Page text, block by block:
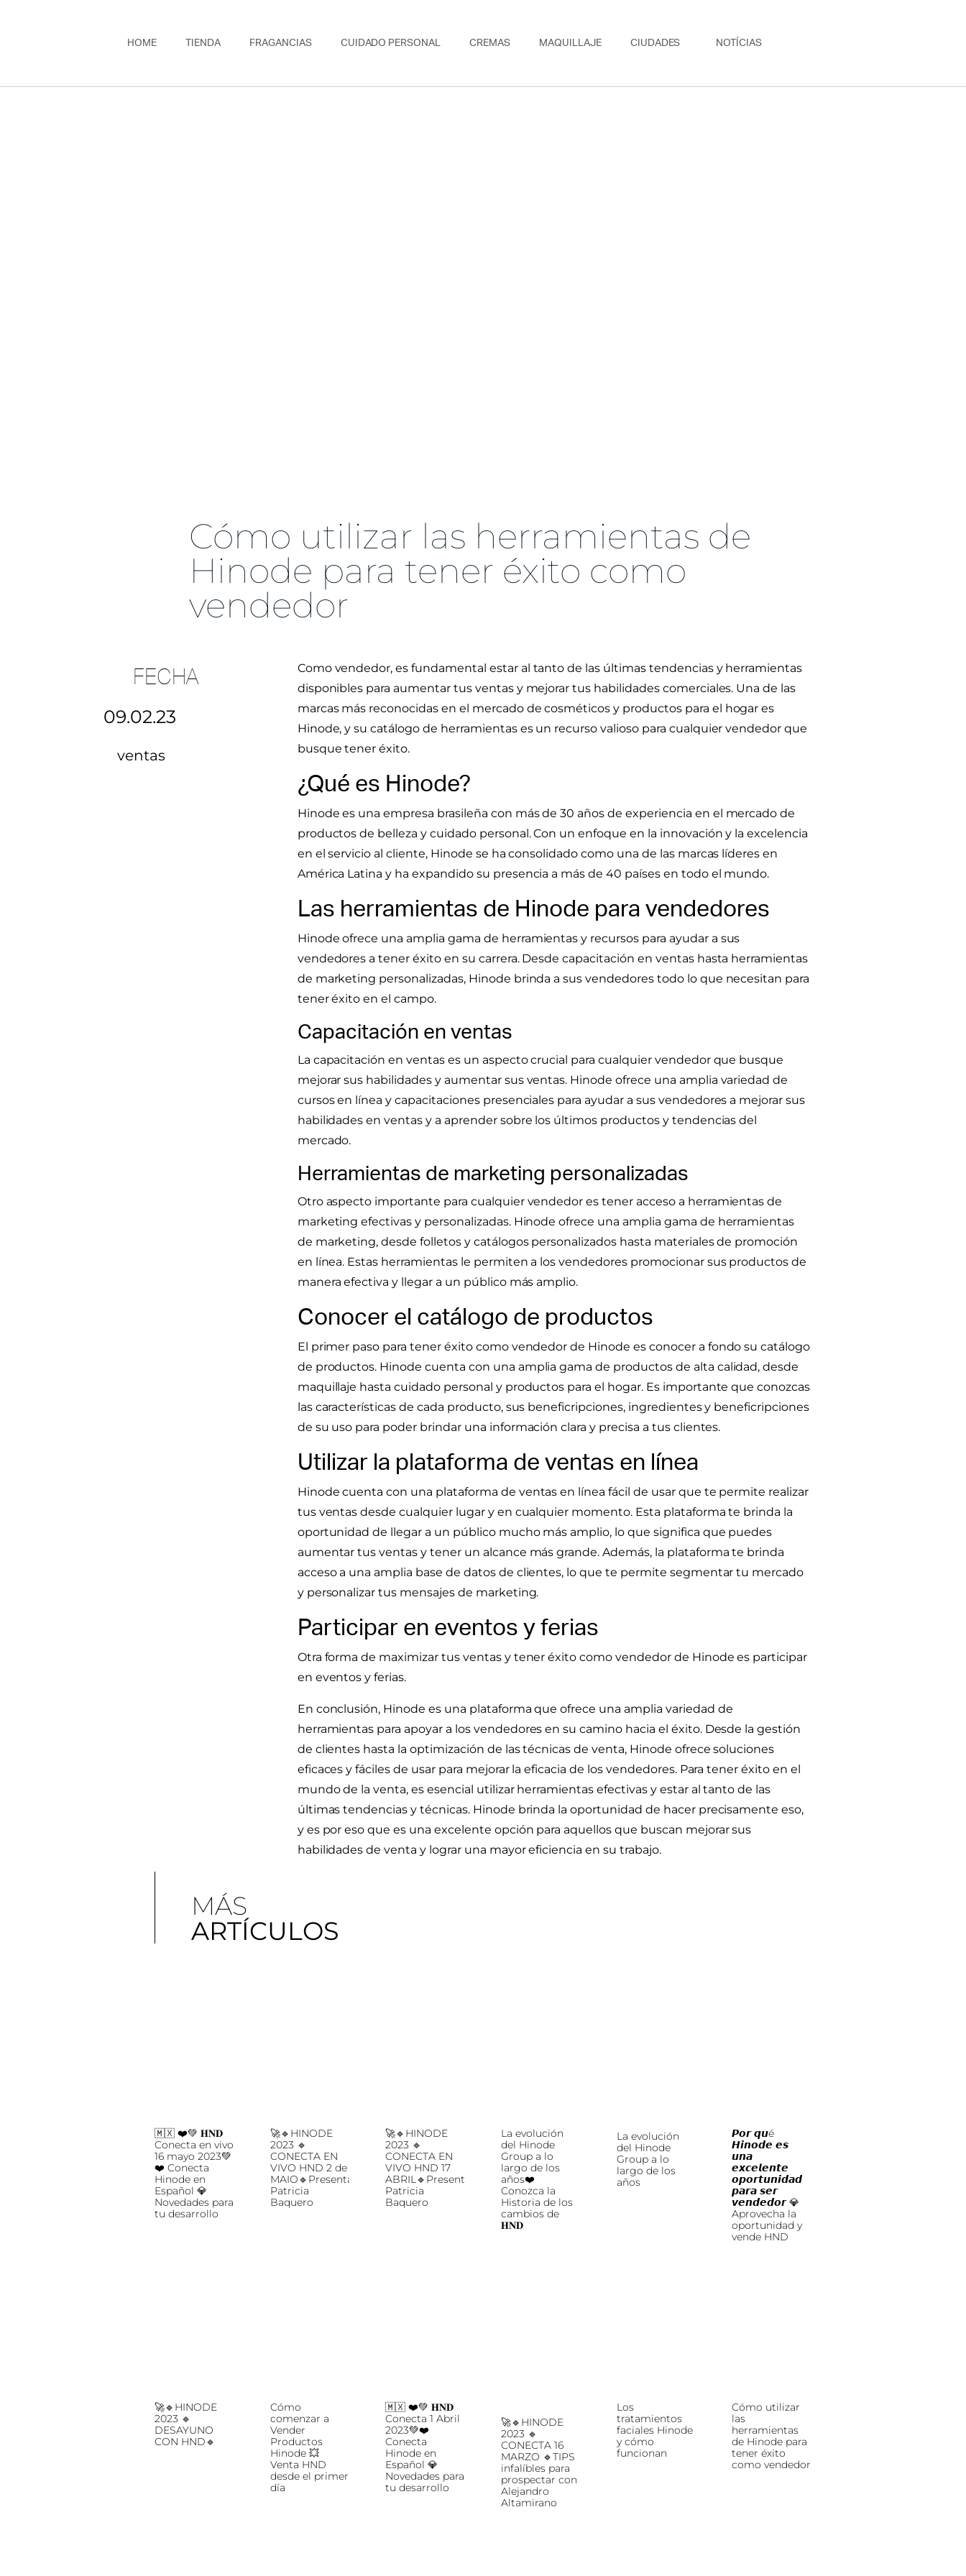
HOME TIENDA FRAGANCIAS CUIDADO PERSONAL CREMAS MAQUILLAJE CIUDADES NOTÍCIAS
Cómo utilizar las herramientas de
Hinode para tener éxito como
vendedor
FECHA
09.02.23
ventas
Como vendedor, es fundamental estar al tanto de las últimas tendencias y herramientas
disponibles para aumentar tus ventas y mejorar tus habilidades comerciales. Una de las
marcas más reconocidas en el mercado de cosméticos y productos para el hogar es
Hinode, y su catálogo de herramientas es un recurso valioso para cualquier vendedor que
busque tener éxito.
¿Qué es Hinode?
Hinode es una empresa brasileña con más de 30 años de experiencia en el mercado de
productos de belleza y cuidado personal. Con un enfoque en la innovación y la excelencia
en el servicio al cliente, Hinode se ha consolidado como una de las marcas líderes en
América Latina y ha expandido su presencia a más de 40 países en todo el mundo.
Las herramientas de Hinode para vendedores
Hinode ofrece una amplia gama de herramientas y recursos para ayudar a sus
vendedores a tener éxito en su carrera. Desde capacitación en ventas hasta herramientas
de marketing personalizadas, Hinode brinda a sus vendedores todo lo que necesitan para
tener éxito en el campo.
Capacitación en ventas
La capacitación en ventas es un aspecto crucial para cualquier vendedor que busque
mejorar sus habilidades y aumentar sus ventas. Hinode ofrece una amplia variedad de
cursos en línea y capacitaciones presenciales para ayudar a sus vendedores a mejorar sus
habilidades en ventas y a aprender sobre los últimos productos y tendencias del
mercado.
Herramientas de marketing personalizadas
Otro aspecto importante para cualquier vendedor es tener acceso a herramientas de
marketing efectivas y personalizadas. Hinode ofrece una amplia gama de herramientas
de marketing, desde folletos y catálogos personalizados hasta materiales de promoción
en línea. Estas herramientas le permiten a los vendedores promocionar sus productos de
manera efectiva y llegar a un público más amplio.
Conocer el catálogo de productos
El primer paso para tener éxito como vendedor de Hinode es conocer a fondo su catálogo
de productos. Hinode cuenta con una amplia gama de productos de alta calidad, desde
maquillaje hasta cuidado personal y productos para el hogar. Es importante que conozcas
las características de cada producto, sus beneficripciones, ingredientes y beneficripciones
de su uso para poder brindar una información clara y precisa a tus clientes.
Utilizar la plataforma de ventas en línea
Hinode cuenta con una plataforma de ventas en línea fácil de usar que te permite realizar
tus ventas desde cualquier lugar y en cualquier momento. Esta plataforma te brinda la
oportunidad de llegar a un público mucho más amplio, lo que significa que puedes
aumentar tus ventas y tener un alcance más grande. Además, la plataforma te brinda
acceso a una amplia base de datos de clientes, lo que te permite segmentar tu mercado
y personalizar tus mensajes de marketing.
Participar en eventos y ferias
Otra forma de maximizar tus ventas y tener éxito como vendedor de Hinode es participar
en eventos y ferias.
En conclusión, Hinode es una plataforma que ofrece una amplia variedad de
herramientas para apoyar a los vendedores en su camino hacia el éxito. Desde la gestión
de clientes hasta la optimización de las técnicas de venta, Hinode ofrece soluciones
eficaces y fáciles de usar para mejorar la eficacia de los vendedores. Para tener éxito en el
mundo de la venta, es esencial utilizar herramientas efectivas y estar al tanto de las
últimas tendencias y técnicas. Hinode brinda la oportunidad de hacer precisamente eso,
y es por eso que es una excelente opción para aquellos que buscan mejorar sus
habilidades de venta y lograr una mayor eficiencia en su trabajo.
MÁS
ARTÍCULOS
🇲🇽 ❤️💚 𝐇𝐍𝐃
Conecta en vivo
16 mayo 2023💚
❤️ Conecta
Hinode en
Español 💎
Novedades para
tu desarrollo
🚀🔹HINODE
2023 🔹
CONECTA EN
VIVO HND 2 de
MAIO🔹Presentación
Patricia
Baquero
🚀🔹HINODE
2023 🔹
CONECTA EN
VIVO HND 17
ABRIL🔹Presentación
Patricia
Baquero
La evolución
del Hinode
Group a lo
largo de los
años❤️
Conozca la
Historia de los
cambios de
𝐇𝐍𝐃
La evolución
del Hinode
Group a lo
largo de los
años
𝙋𝙤𝙧 𝙦𝙪é
𝙃𝙞𝙣𝙤𝙙𝙚 𝙚𝙨
𝙪𝙣𝙖
𝙚𝙭𝙘𝙚𝙡𝙚𝙣𝙩𝙚
𝙤𝙥𝙤𝙧𝙩𝙪𝙣𝙞𝙙𝙖𝙙
𝙥𝙖𝙧𝙖 𝙨𝙚𝙧
𝙫𝙚𝙣𝙙𝙚𝙙𝙤𝙧 💎
Aprovecha la
oportunidad y
vende HND
🚀🔹HINODE
2023 🔹
DESAYUNO
CON HND🔹
Cómo
comenzar a
Vender
Productos
Hinode 💥
Venta HND
desde el primer
día
🇲🇽 ❤️💚 𝐇𝐍𝐃
Conecta 1 Abril
2023💚❤️
Conecta
Hinode en
Español 💎
Novedades para
tu desarrollo
🚀🔹HINODE
2023 🔹
CONECTA 16
MARZO 🔹TIPS
infalíbles para
prospectar con
Alejandro
Altamirano
Los
tratamientos
faciales Hinode
y cómo
funcionan
Cómo utilizar
las
herramientas
de Hinode para
tener éxito
como vendedor